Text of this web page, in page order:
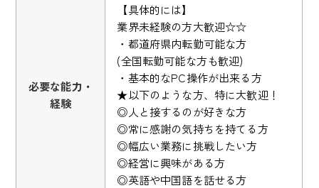
必要な能力・
経験
【具体的には】
業界未経験の方大歓迎☆☆
・都道府県内転勤可能な方
(全国転勤可能な方も歓迎)
・基本的なPC操作が出来る方
★以下のような方、特に大歓迎！
◎人と接するのが好きな方
◎常に感謝の気持ちを持てる方
◎幅広い業務に挑戦したい方
◎経営に興味がある方
◎英語や中国語を話せる方